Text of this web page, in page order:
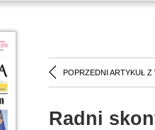
POPRZEDNI ARTYKUŁ Z
Radni